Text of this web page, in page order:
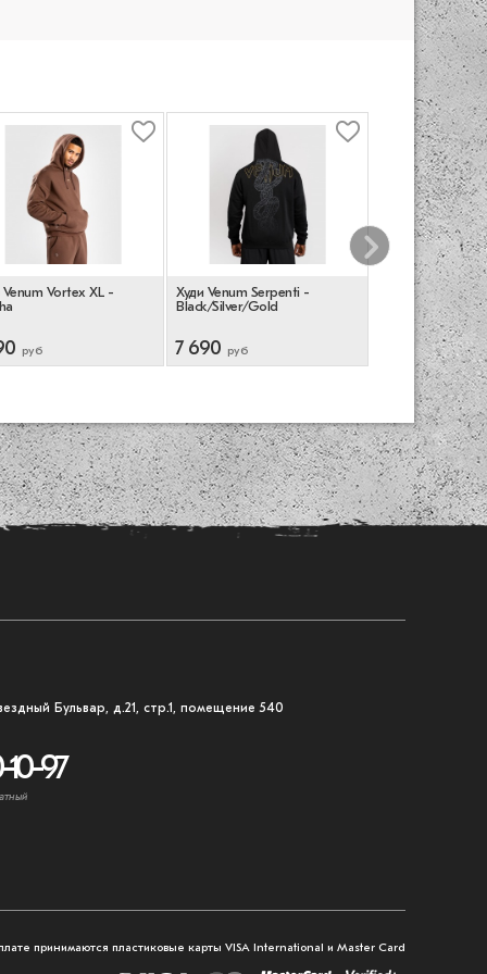
Venum Vortex XL -
руб
Худи Venum Serpenti -
Black/Silver/Gold
7 690 руб
Толстовка
Company - Navy
10 890 руб
Бульвар, д.21, стр.1, помещение 540
97
принимаются пластиковые карты VISA International и Master Card